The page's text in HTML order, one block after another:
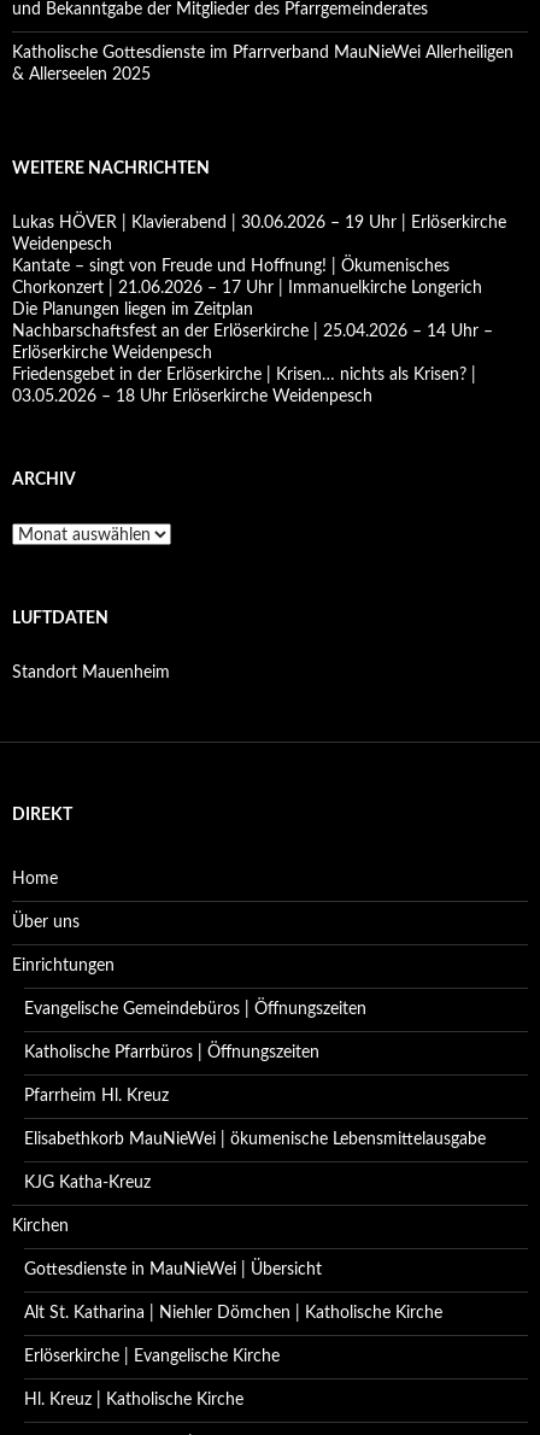
und Bekanntgabe der Mitglieder des Pfarrgemeinderates
Katholische Gottesdienste im Pfarrverband MauNieWei Allerheiligen
& Allerseelen 2025
WEITERE NACHRICHTEN
Lukas HÖVER | Klavierabend | 30.06.2026 – 19 Uhr | Erlöserkirche
Weidenpesch
Kantate – singt von Freude und Hoffnung! | Ökumenisches
Chorkonzert | 21.06.2026 – 17 Uhr | Immanuelkirche Longerich
Die Planungen liegen im Zeitplan
Nachbarschaftsfest an der Erlöserkirche | 25.04.2026 – 14 Uhr –
Erlöserkirche Weidenpesch
Friedensgebet in der Erlöserkirche | Krisen… nichts als Krisen? |
03.05.2026 – 18 Uhr Erlöserkirche Weidenpesch
ARCHIV
Archiv
LUFTDATEN
Standort Mauenheim
DIREKT
Home
Über uns
Einrichtungen
Evangelische Gemeindebüros | Öffnungszeiten
Katholische Pfarrbüros | Öffnungszeiten
Pfarrheim Hl. Kreuz
Elisabethkorb MauNieWei | ökumenische Lebensmittelausgabe
KJG Katha-Kreuz
Kirchen
Gottesdienste in MauNieWei | Übersicht
Alt St. Katharina | Niehler Dömchen | Katholische Kirche
Erlöserkirche | Evangelische Kirche
Hl. Kreuz | Katholische Kirche